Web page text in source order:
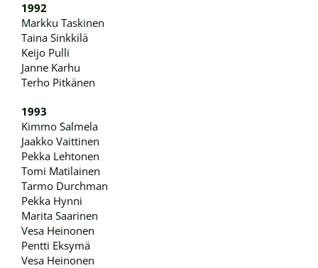
1992
Markku Taskinen
Taina Sinkkilä
Keijo Pulli
Janne Karhu
Terho Pitkänen
1993
Kimmo Salmela
Jaakko Vaittinen
Pekka Lehtonen
Tomi Matilainen
Tarmo Durchman
Pekka Hynni
Marita Saarinen
Vesa Heinonen
Pentti Eksymä
Vesa Heinonen